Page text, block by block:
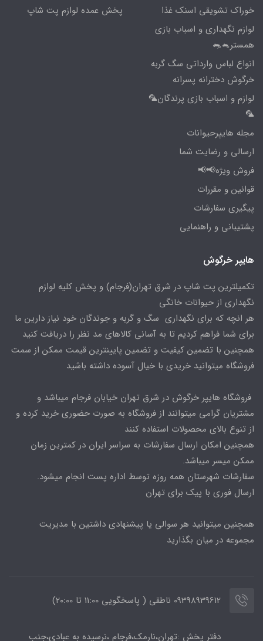
خوراک تشویقی اسنک غذا
لوازم نگهداری و اسباب بازی
همستر🐁🐀
انواع لباس وارداتی سگ گربه
خرگوش دخترانه پسرانه
لوازم و اسباب بازی پرندگان🦜
🦜
مجله هایپرحیوانات
ارسالی و رضایت شما
فروش ویژه📢📢
قوانین و مقررات
پیگیری سفارشات
پشتیبانی و راهنمایی
پخش عمده لوازم پت شاپ
هایپر خرگوش
تکمیلترین پت شاپ در شرق تهران(فرجام) و پخش کلیه لوازم
نگهداری از حیوانات خانگی
هر انچه که برای نگهداری سگ و گربه و جوندگان خود نیاز دارین ما
برای شما فراهم کردیم تا به آسانی کالاهای مد نظر را دریافت کنید
همچنین با تضمین کیفیت و تضمین پایینترین قیمت ممکن از سمت
فروشگاه میتوانید خریدی با خیال آسوده داشته باشید
فروشگاه هایپر خرگوش در شرق تهران خیابان فرجام میباشد و
مشتریان گرامی میتوانند از فروشگاه به صورت حضوری خرید کرده و
از تنوع بالای محصولات استفاده کنند
همچنین امکان ارسال سفارشات به سراسر ایران در کمترین زمان
ممکن میسر میباشد.
سفارشات شهرستان همه روزه توسط اداره پست انجام میشود.
ارسال فوری با پیک برای تهران
همچنین میتوانید هر سوالی یا پیشنهادی داشتین با مدیریت
مجموعه در میان بگذارید
09398939612 ناطقی ( پاسخگویی 11:00 تا ۲۰:00)
دفتر پخش :تهران،نارمک،فرجام ،نرسیده به عبادی،جنب